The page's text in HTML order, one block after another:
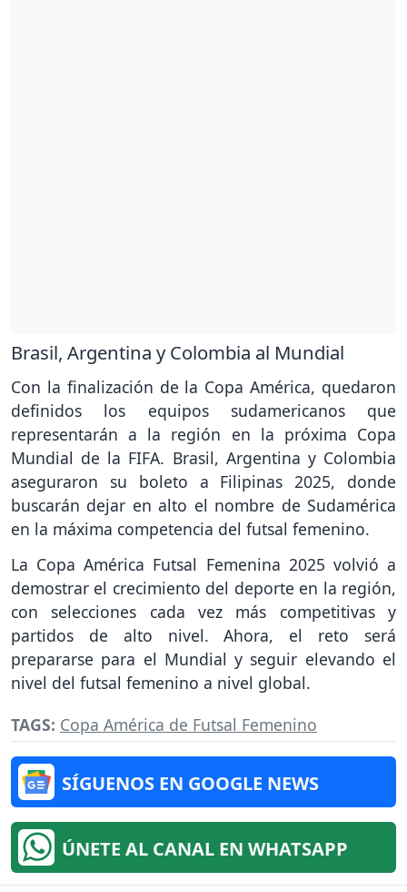
Brasil, Argentina y Colombia al Mundial
Con la finalización de la Copa América, quedaron
definidos los equipos sudamericanos que
representarán a la región en la próxima Copa
Mundial de la FIFA. Brasil, Argentina y Colombia
aseguraron su boleto a Filipinas 2025, donde
buscarán dejar en alto el nombre de Sudamérica
en la máxima competencia del futsal femenino.
La Copa América Futsal Femenina 2025 volvió a
demostrar el crecimiento del deporte en la región,
con selecciones cada vez más competitivas y
partidos de alto nivel. Ahora, el reto será
prepararse para el Mundial y seguir elevando el
nivel del futsal femenino a nivel global.
TAGS: Copa América de Futsal Femenino
SÍGUENOS EN GOOGLE NEWS
ÚNETE AL CANAL EN WHATSAPP